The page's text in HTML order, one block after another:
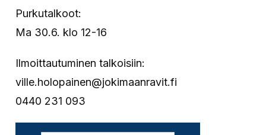
Purkutalkoot:
Ma 30.6. klo 12-16
Ilmoittautuminen talkoisiin:
ville.holopainen@jokimaanravit.fi
0440 231 093